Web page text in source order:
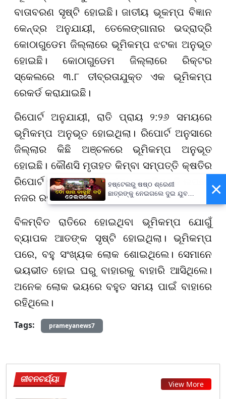
ବାତାବରଣ ସୃଷ୍ଟି ହୋଇଛି। ଜାତୀୟ ଭୂକମ୍ପ ବିଜ୍ଞାନ
କେନ୍ଦ୍ର ଅନୁଯାୟୀ, ତେଲେଙ୍ଗାନାର ଭଦ୍ରାଦ୍ରି
କୋଠାଗୁଡେମ ଜିଲ୍ଲାରେ ଭୂମିକମ୍ପ ଝଟକା ଅନୁଭୂତ
ହୋଇଛି। କୋଠାଗୁଡେମ ଜିଲ୍ଲାରେ ରିକ୍ଟର
ସ୍କେଲରେ ୩.୮ ତୀବ୍ରତାଯୁକ୍ତ ଏକ ଭୂମିକମ୍ପ
ରେକର୍ଡ କରାଯାଇଛି।
ରିପୋର୍ଟ ଅନୁଯାୟୀ, ରାତି ପ୍ରାୟ ୨:୨୬ ସମୟରେ
ଭୂମିକମ୍ପ ଅନୁଭୂତ ହୋଇଥିଲା। ରିପୋର୍ଟ ଅନୁସାରେ
ଜିଲ୍ଲାର କିଛି ଅଞ୍ଚଳରେ ଭୂମିକମ୍ପ ଅନୁଭୂତ
ହୋଇଛି। କୌଣସି ମୃତାହତ କିମ୍ବା ସମ୍ପତ୍ତି କ୍ଷତିର
ରିପୋର୍ଟ ମିଳିନାହିଁ। ଅଧିକାରୀମାନେ ପରିସ୍ଥିତି ଉପରେ
ନଜର ରଖିଛନ୍ତି।
ବିଳମ୍ବିତ ରାତିରେ ହୋଇଥିବା ଭୂମିକମ୍ପ ଯୋଗୁଁ
ବ୍ୟାପକ ଆତଙ୍କ ସୃଷ୍ଟି ହୋଇଥିଲା। ଭୂମିକମ୍ପ
ପରେ, ବହୁ ସଂଖ୍ୟକ ଲୋକ ଶୋଇଥିଲେ। ସେମାନେ
ଭୟଭୀତ ହୋଇ ଘରୁ ବାହାରକୁ ବାହାରି ଆସିଥିଲେ।
ଅନେକ ଲୋକ ଭୟରେ ବହୁତ ସମୟ ପାଇଁ ବାହାରେ
ରହିଥିଲେ।
Tags:
prameyanews7
ଜୀବନଚର୍ଯ୍ୟା View More
×
ହଷ୍ଟେଲରୁ ଷଷ୍ଠ ଶ୍ରେଣୀ
ଛାତ୍ରଙ୍କୁ ନେଇଗଲେ ଦୁଇ ଯୁବକ,
ପୁଅକୁ ଖୋଜି ଆଣିବାକୁ ମାଆଙ୍କ